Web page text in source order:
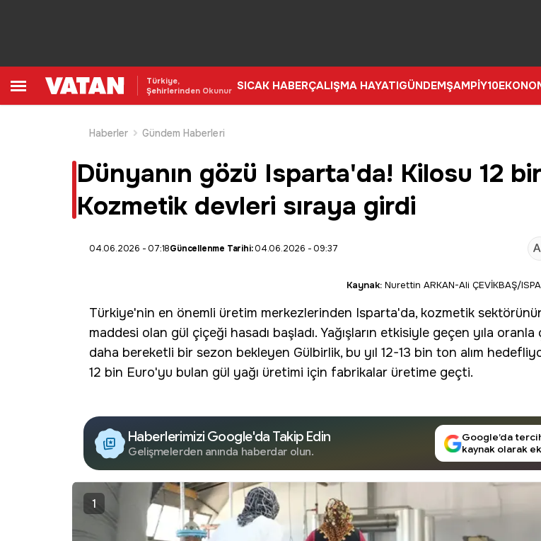
Türkiye,
Şehirlerinden Okunur SICAK HABERÇALIŞMA HAYATIGÜNDEMŞAMPİY10
Haberler
Gündem Haberleri
Dünyanın gözü Isparta'da! Kilosu 12
Kozmetik devleri sıraya girdi
04.06.2026 - 07:18Güncellenme Tarihi:04.06.2026 - 09:37
Kaynak: Nurettin ARKAN-Ali ÇEVİKBAŞ/
Türkiye'nin en önemli üretim merkezlerinden Isparta'da, kozmetik
maddesi olan gül çiçeği hasadı başladı. Yağışların etkisiyle geçen yıla oranla
daha bereketli bir sezon bekleyen Gülbirlik, bu yıl 12-13 bin ton alım
12 bin Euro'yu bulan gül yağı üretimi için fabrikalar üretime geçti.
Haberlerimizi Google'da Takip Edin
Gelişmelerden anında haberdar olun.
Google’da
kaynak olarak
1